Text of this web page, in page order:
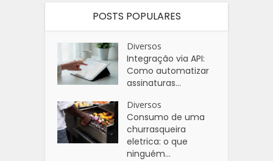
POSTS POPULARES
Diversos
Integração via API:
Como automatizar
assinaturas...
Diversos
Consumo de uma
churrasqueira
eletrica: o que
ninguém...